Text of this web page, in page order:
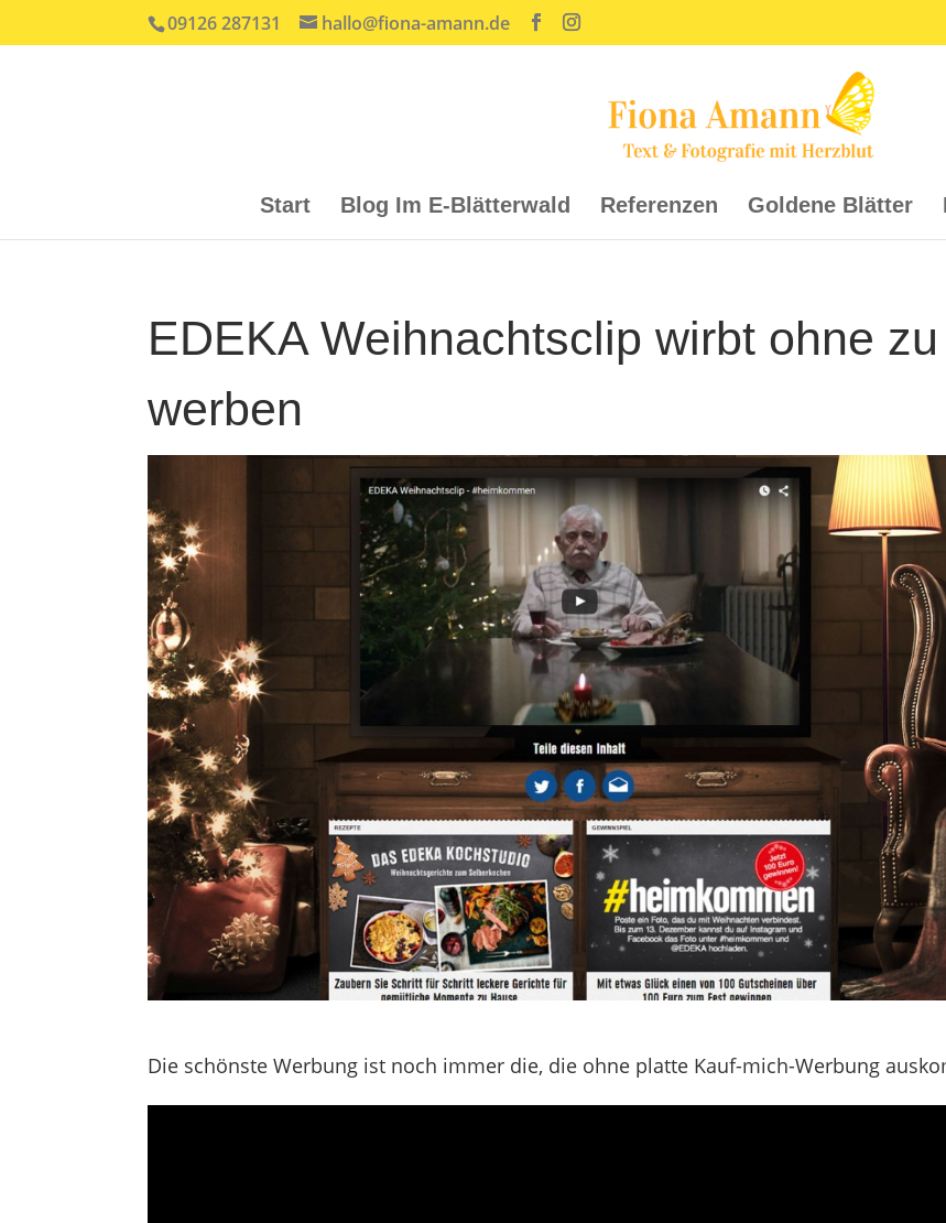
09126 287131 hallo@fiona-amann.de
Start Blog Im E-Blätterwald Referenzen Goldene Blätter
EDEKA Weihnachtsclip wirbt ohne zu
werben
Die schönste Werbung ist noch immer die, die ohne platte Kauf-mich-Werbung